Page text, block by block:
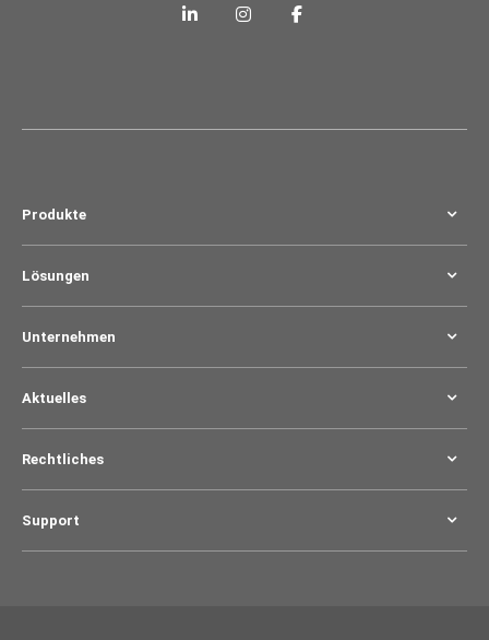
Produkte
Lösungen
Unternehmen
Aktuelles
Rechtliches
Support